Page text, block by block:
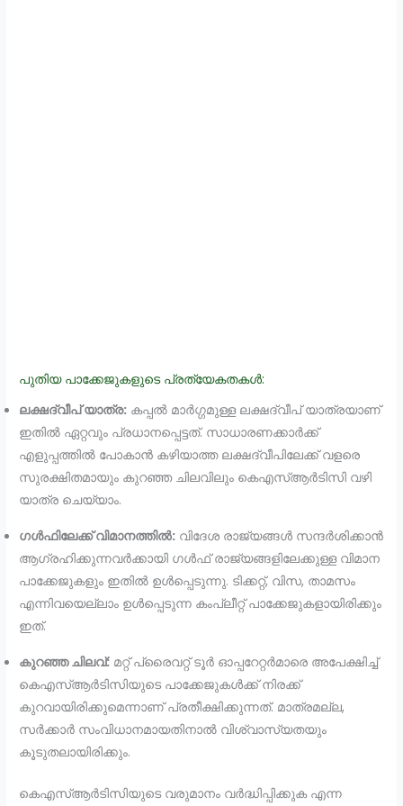
പുതിയ പാക്കേജുകളുടെ പ്രത്യേകതകൾ:
ലക്ഷദ്വീപ് യാത്ര: കപ്പൽ മാർഗ്ഗമുള്ള ലക്ഷദ്വീപ് യാത്രയാണ്
ഇതിൽ ഏറ്റവും പ്രധാനപ്പെട്ടത്. സാധാരണക്കാർക്ക്
എളുപ്പത്തിൽ പോകാൻ കഴിയാത്ത ലക്ഷദ്വീപിലേക്ക് വളരെ
സുരക്ഷിതമായും കുറഞ്ഞ ചിലവിലും കെഎസ്ആർടിസി വഴി
യാത്ര ചെയ്യാം.
ഗൾഫിലേക്ക് വിമാനത്തിൽ: വിദേശ രാജ്യങ്ങൾ സന്ദർശിക്കാൻ
ആഗ്രഹിക്കുന്നവർക്കായി ഗൾഫ് രാജ്യങ്ങളിലേക്കുള്ള വിമാന
പാക്കേജുകളും ഇതിൽ ഉൾപ്പെടുന്നു. ടിക്കറ്റ്, വിസ, താമസം
എന്നിവയെല്ലാം ഉൾപ്പെടുന്ന കംപ്ലീറ്റ് പാക്കേജുകളായിരിക്കും
ഇത്.
കുറഞ്ഞ ചിലവ്: മറ്റ് പ്രൈവറ്റ് ടൂർ ഓപ്പറേറ്റർമാരെ അപേക്ഷിച്ച്
കെഎസ്ആർടിസിയുടെ പാക്കേജുകൾക്ക് നിരക്ക്
കുറവായിരിക്കുമെന്നാണ് പ്രതീക്ഷിക്കുന്നത്. മാത്രമല്ല,
സർക്കാർ സംവിധാനമായതിനാൽ വിശ്വാസ്യതയും
കൂടുതലായിരിക്കും.
കെഎസ്ആർടിസിയുടെ വരുമാനം വർദ്ധിപ്പിക്കുക എന്ന